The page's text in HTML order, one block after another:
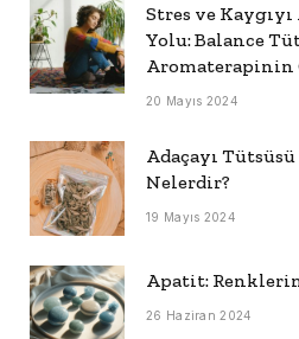
Stres ve
Yolu: Balance
Aromaterapinin
20 Mayıs 2024
Adaçayı
Nelerdir?
19 Mayıs 2024
Apatit:
26 Haziran 2024